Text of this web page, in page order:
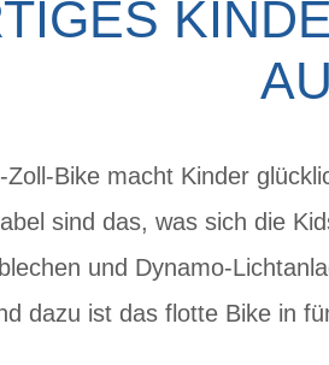
Zoll-Bike macht Kinder
sind das, was sich die
und Dynamo-
dazu ist das flotte Bike in